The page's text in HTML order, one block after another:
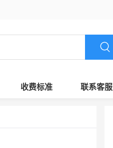
收费标准 联系客服